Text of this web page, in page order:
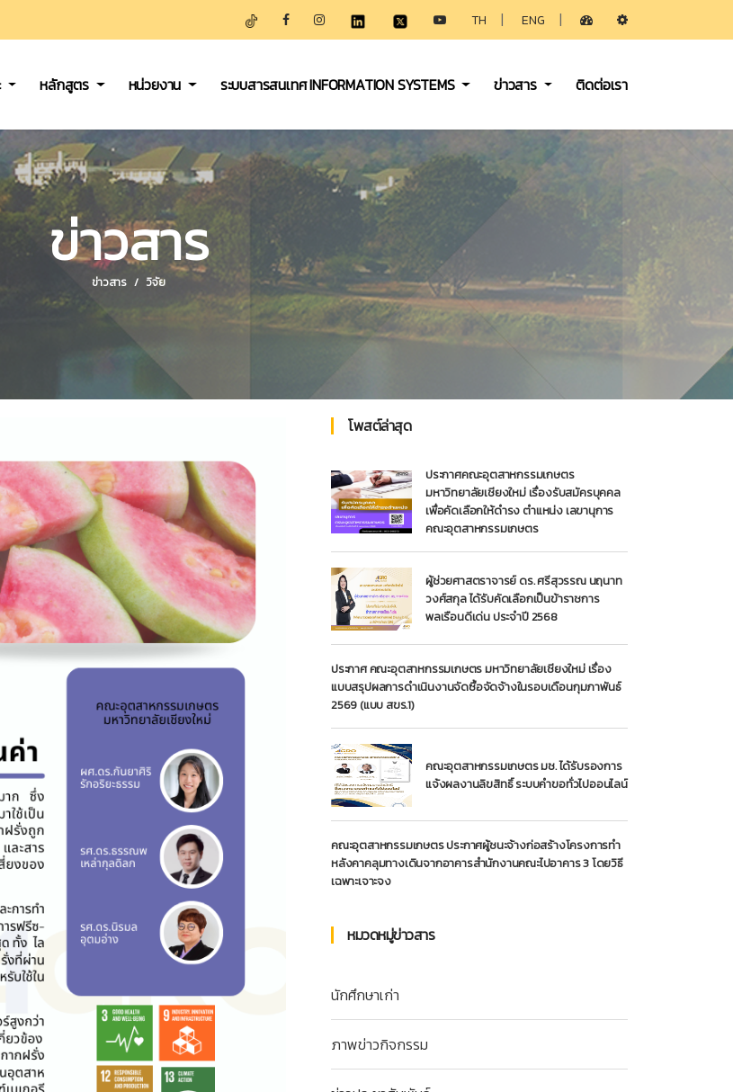
TH | ENG |
หลักสูตร หน่วยงาน ระบบสารสนเทศ INFORMATION SYSTEMS ข่าวสาร ติดต่อเรา
ข่าวสาร
ข่าวสาร วิจัย
โพสต์ล่าสุด
ประกาศคณะอุตสาหกรรมเกษตร
มหาวิทยาลัยเชียงใหม่ เรื่องรับสมัครบุคคล
เพื่อคัดเลือกให้ดำรง ตำแหน่ง เลขานุการ
คณะอุตสาหกรรมเกษตร
ผู้ช่วยศาสตราจารย์ ดร. ศรีสุวรรณ นฤนาท
วงศ์สกุล ได้รับคัดเลือกเป็นข้าราชการ
พลเรือนดีเด่น ประจำปี 2568
ประกาศ คณะอุตสาหกรรมเกษตร มหาวิทยาลัยเชียงใหม่ เรื่อง
แบบสรุปผลการดำเนินงานจัดซื้อจัดจ้างในรอบเดือนกุมภาพันธ์
2569 (แบบ สขร.1)
คณะอุตสาหกรรมเกษตร มช. ได้รับรองการ
แจ้งผลงานลิขสิทธิ์ ระบบคำขอทั่วไปออนไลน์
คณะอุตสาหกรรมเกษตร ประกาศผู้ชนะจ้างก่อสร้างโครงการทำ
หลังคาคลุมทางเดินจากอาคารสำนักงานคณะไปอาคาร 3 โดยวิธี
เฉพาะเจาะจง
หมวดหมู่ข่าวสาร
นักศึกษาเก่า
ภาพข่าวกิจกรรม